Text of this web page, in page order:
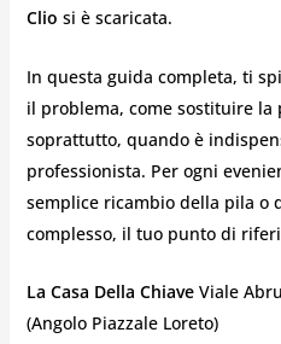
Clio si è scaricata.
In questa guida completa, ti
il problema, come sostituire la
soprattutto, quando è
professionista. Per ogni
semplice ricambio della pila o
complesso, il tuo punto di
La Casa Della ChiaveViale
(Angolo Piazzale Loreto)